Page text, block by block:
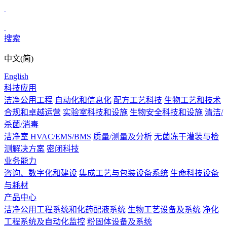
搜索
中文(简)
English
科技应用
洁净公用工程 自动化和信息化 配方工艺科技 生物工艺和技术
合规和卓越运营 实验室科技和设施 生物安全科技和设施 清洁/
杀菌/消毒
洁净室 HVAC/EMS/BMS 质量/测量及分析 无菌冻干灌装与检
测解决方案 密闭科技
业务能力
咨询、数字化和建设 集成工艺与包装设备系统 生命科技设备
与耗材
产品中心
洁净公用工程系统和化药配液系统 生物工艺设备及系统 净化
工程系统及自动化监控 粉固体设备及系统